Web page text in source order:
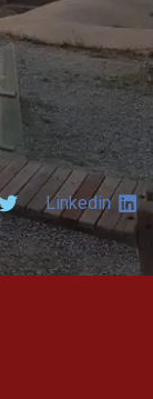
Linkedin